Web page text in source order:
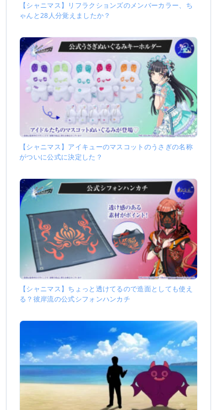
【シャニマス】リフラクションズのメンバーカラー、ち
ゃんと28人分覚えましたか？
【シャニマス】アイキューのマスコットのうさぎの名称
がついに公式に決定した？
【シャニマス】ちょっと透けてるので造面としても使え
る？彼岸流の公式シフォンハンカチ